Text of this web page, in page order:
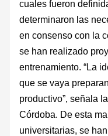
cuales fueron
determinaron las
en consenso con la
se han realizado
entrenamiento. “La
que se vaya
productivo”, señala
Córdoba. De esta
universitarias, se